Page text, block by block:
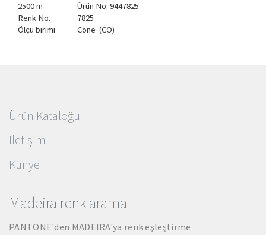
2500 m
Ürün No: 9447825
Renk No.
7825
Ölçü birimi
Cone (CO)
Ürün Kataloğu
Iletişim
Künye
Madeira renk arama
PANTONE'den MADEIRA'ya renk eşleştirme